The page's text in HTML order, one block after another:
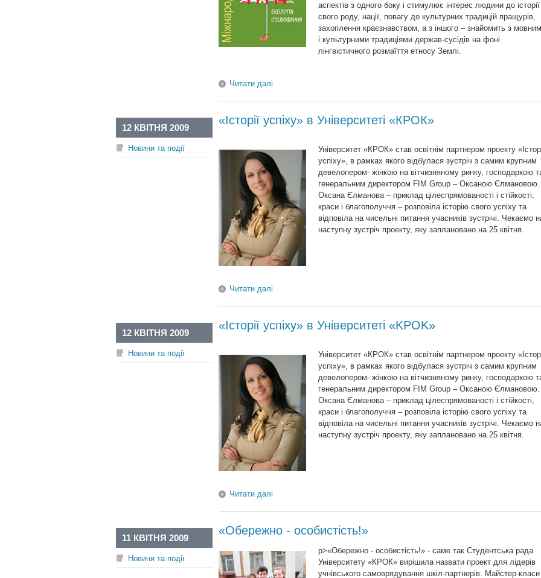
аспектів з одного боку і стимулює інтерес людини до історії
свого роду, нації, повагу до культурних традицій пращурів,
захоплення краєзнавством, а з іншого – знайомить з
і культурними традиціями держав-сусідів на фоні
лінгвістичного розмаїття етносу Землі.
Читати далі
«Історії успіху» в Університеті «КРОК»
12 КВІТНЯ 2009
Новини та події
Університет «КРОК» став освітнім партнером проекту
успіху», в рамках якого відбулася зустріч з самим крупним
девелопером- жінкою на вітчизняному ринку, господаркою
генеральним директором FIM Group – Оксаною Єлмановою.
Оксана Єлманова – приклад цілеспрямованості і стійкості,
краси і благополуччя – розповіла історію свого успіху та
відповіла на чисельні питання учасників зустрічі. Чекаємо
наступну зустріч проекту, яку заплановано на 25 квітня.
Читати далі
«Історії успіху» в Університеті «KPOK»
12 КВІТНЯ 2009
Новини та події
Університет «КРОК» став освітнім партнером проекту
успіху», в рамках якого відбулася зустріч з самим крупним
девелопером- жінкою на вітчизняному ринку, господаркою
генеральним директором FIM Group – Оксаною Єлмановою.
Оксана Єлманова – приклад цілеспрямованості і стійкості,
краси і благополуччя – розповіла історію свого успіху та
відповіла на чисельні питання учасників зустрічі. Чекаємо
наступну зустріч проекту, яку заплановано на 25 квітня.
Читати далі
«Обережно - особистість!»
11 КВІТНЯ 2009
Новини та події
p>«Обережно - особистість!» - саме так Студентська рада
Університету «КРОК» вирішила назвати проект для лідерів
учнівського самоврядування шкіл-партнерів. Майстер-класи